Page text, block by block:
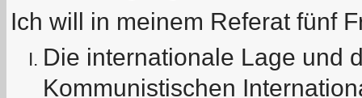
Ich will in meinem Referat fünf
Die internationale Lage und
Kommunistischen